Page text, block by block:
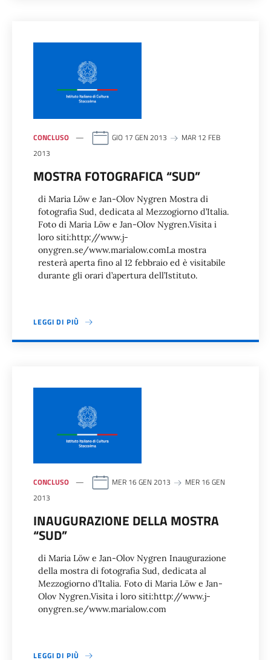
CONCLUSO GIO 17 GEN 2013
MAR 12 FEB
2013
MOSTRA FOTOGRAFICA “SUD”
di Maria Löw e Jan-Olov Nygren Mostra di
fotografia Sud, dedicata al Mezzogiorno d’Italia.
Foto di Maria Löw e Jan-Olov Nygren.Visita i
loro siti:http://www.j-
onygren.se/www.marialow.comLa mostra
resterà aperta fino al 12 febbraio ed è visitabile
durante gli orari d’apertura dell’Istituto.
LEGGI DI PIÙ
CONCLUSO MER 16 GEN 2013
MER 16 GEN
2013
INAUGURAZIONE DELLA MOSTRA
“SUD”
di Maria Löw e Jan-Olov Nygren Inaugurazione
della mostra di fotografia Sud, dedicata al
Mezzogiorno d’Italia. Foto di Maria Löw e Jan-
Olov Nygren.Visita i loro siti:http://www.j-
onygren.se/www.marialow.com
LEGGI DI PIÙ